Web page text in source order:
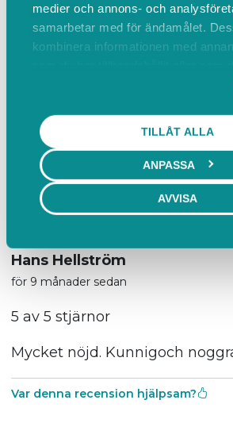
medier och annons- och
samarbetar med för ändamålet.
kombinera informationen med
TILLÅT ALLA
ANPASSA
AVVISA
Fantastiskt som alltid, kroppen
ner och slappnar av ❤️
Habibullah Naseri
för 8 månader sedan
5 av 5 stjärnor
Hans Hellström
för 9 månader sedan
5 av 5 stjärnor
Mycket nöjd. Kunnigoch
Var denna recension hjälpsam?